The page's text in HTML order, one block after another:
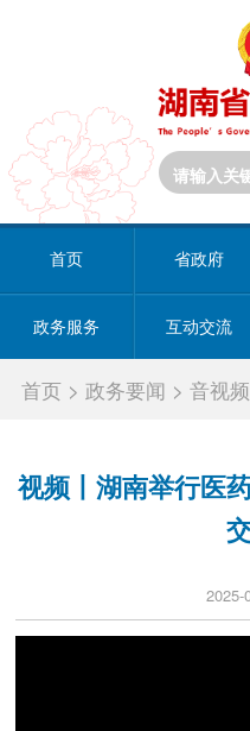
首页 省政府
政务服务 互动交流
首页 >政务要闻 >音视频
视频丨湖南举行医
2025-